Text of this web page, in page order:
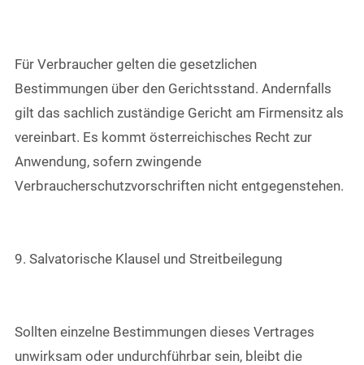
Für Verbraucher gelten die gesetzlichen
Bestimmungen über den Gerichtsstand. Andernfalls
gilt das sachlich zuständige Gericht am Firmensitz als
vereinbart. Es kommt österreichisches Recht zur
Anwendung, sofern zwingende
Verbraucherschutzvorschriften nicht entgegenstehen.
9. Salvatorische Klausel und Streitbeilegung
Sollten einzelne Bestimmungen dieses Vertrages
unwirksam oder undurchführbar sein, bleibt die